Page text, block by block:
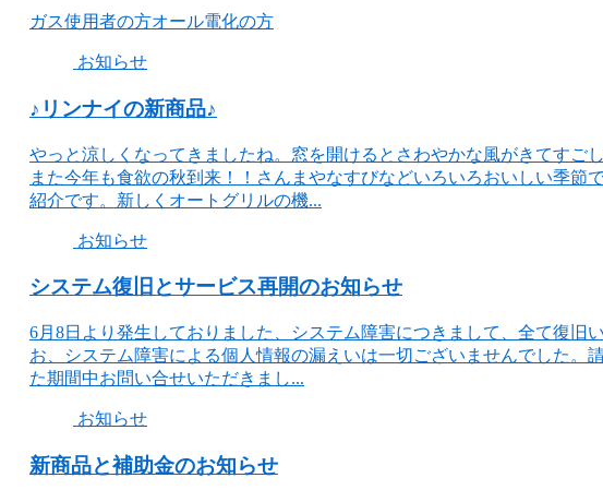
ガス使用者の方オール電化の方
お知らせ
♪リンナイの新商品♪
やっと涼しくなってきましたね。窓を開けるとさわやかな風がきてすご
また今年も食欲の秋到来！！さんまやなすびなどいろいろおいしい季
紹介です。新しくオートグリルの機...
お知らせ
システム復旧とサービス再開のお知らせ
6月8日より発生しておりました、システム障害につきまして、全て復旧
お、システム障害による個人情報の漏えいは一切ございませんでした。
た期間中お問い合せいただきまし...
お知らせ
新商品と補助金のお知らせ